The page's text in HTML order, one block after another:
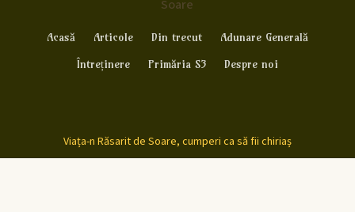
Soare
Acasă Articole Din trecut
Adunare Generală
Întreținere
Primăria S3 Despre noi
Viața-n Răsarit de Soare, cumperi ca să fii chiriaș